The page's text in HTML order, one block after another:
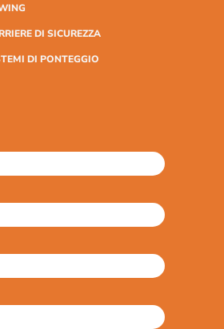
DI SICUREZZA
DI PONTEGGIO